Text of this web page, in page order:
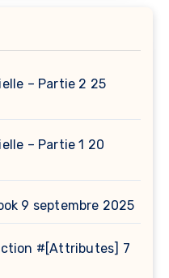
– Partie 2 25
– Partie 1 20
9 septembre 2025
#[Attributes] 7